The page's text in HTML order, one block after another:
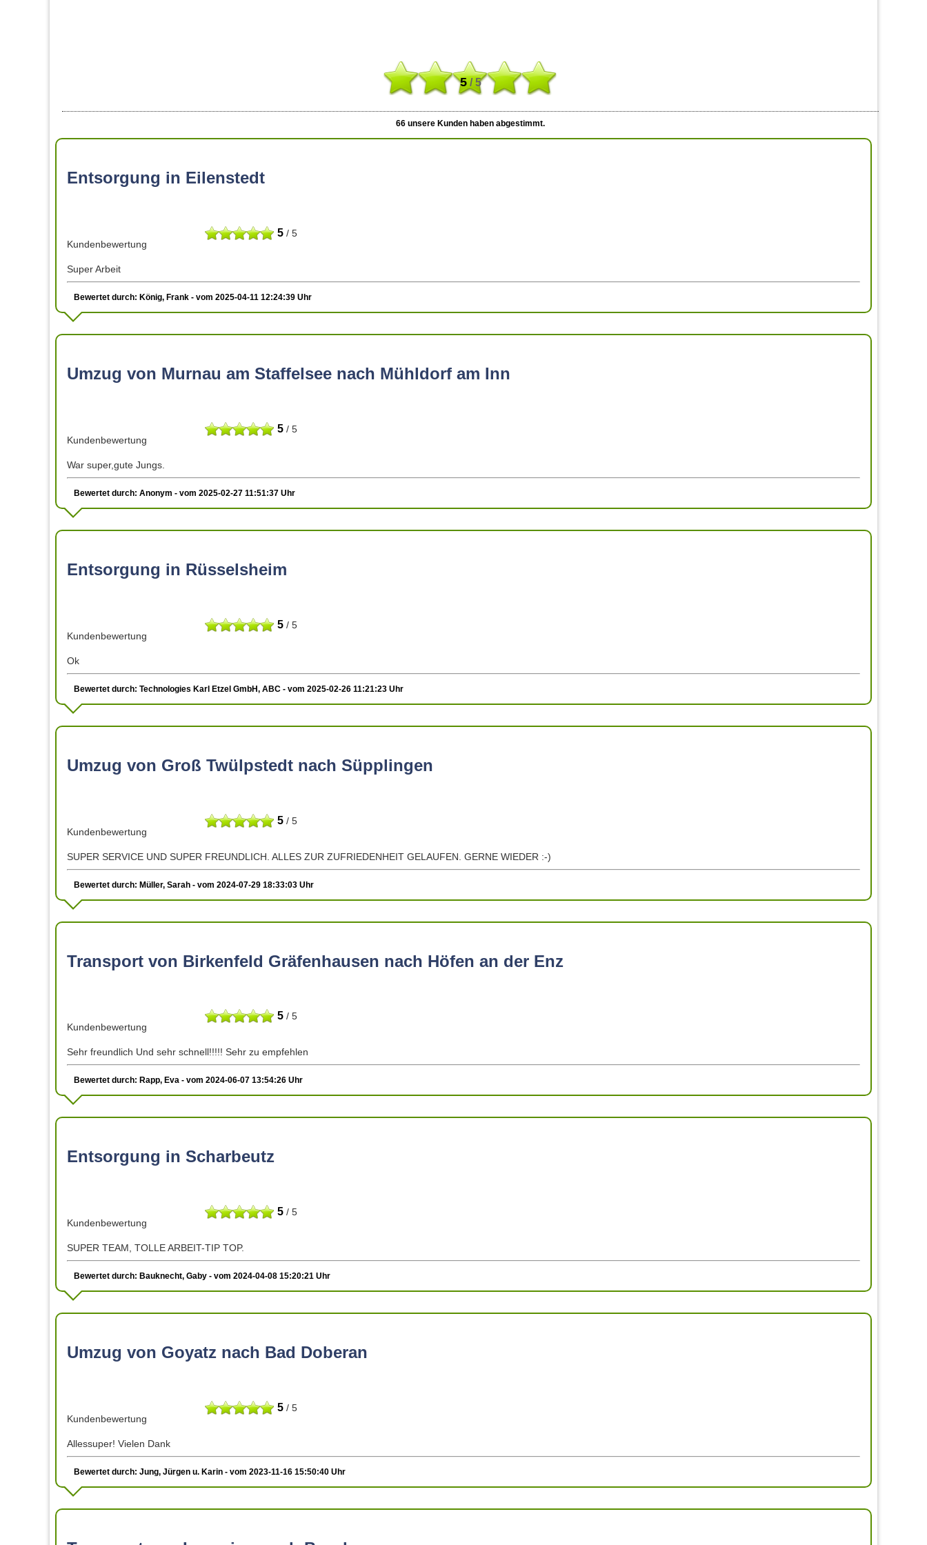
5/ 5
66 unsere Kunden haben abgestimmt.
Entsorgung in Eilenstedt
5 / 5
Kundenbewertung
Super Arbeit
Bewertet durch: König, Frank - vom 2025-04-11 12:24:39 Uhr
Umzug von Murnau am Staffelsee nach Mühldorf am Inn
5 / 5
Kundenbewertung
War super,gute Jungs.
Bewertet durch: Anonym - vom 2025-02-27 11:51:37 Uhr
Entsorgung in Rüsselsheim
5 / 5
Kundenbewertung
Ok
Bewertet durch: Technologies Karl Etzel GmbH, ABC - vom 2025-02-26 11:21:23 Uhr
Umzug von Groß Twülpstedt nach Süpplingen
5 / 5
Kundenbewertung
SUPER SERVICE UND SUPER FREUNDLICH. ALLES ZUR ZUFRIEDENHEIT GELAUFEN. GERNE WIEDER :-)
Bewertet durch: Müller, Sarah - vom 2024-07-29 18:33:03 Uhr
Transport von Birkenfeld Gräfenhausen nach Höfen an der Enz
5 / 5
Kundenbewertung
Sehr freundlich Und sehr schnell!!!!! Sehr zu empfehlen
Bewertet durch: Rapp, Eva - vom 2024-06-07 13:54:26 Uhr
Entsorgung in Scharbeutz
5 / 5
Kundenbewertung
SUPER TEAM, TOLLE ARBEIT-TIP TOP.
Bewertet durch: Bauknecht, Gaby - vom 2024-04-08 15:20:21 Uhr
Umzug von Goyatz nach Bad Doberan
5 / 5
Kundenbewertung
Allessuper! Vielen Dank
Bewertet durch: Jung, Jürgen u. Karin - vom 2023-11-16 15:50:40 Uhr